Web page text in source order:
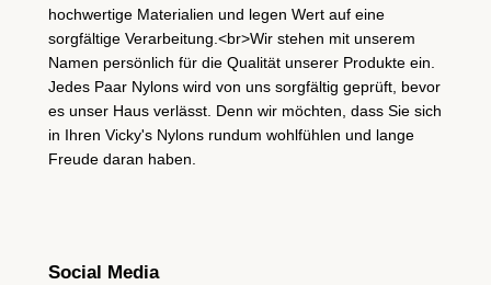
hochwertige Materialien und legen Wert auf eine
sorgfältige Verarbeitung.<br>Wir stehen mit unserem
Namen persönlich für die Qualität unserer Produkte ein.
Jedes Paar Nylons wird von uns sorgfältig geprüft, bevor
es unser Haus verlässt. Denn wir möchten, dass Sie sich
in Ihren Vicky's Nylons rundum wohlfühlen und lange
Freude daran haben.
Social Media